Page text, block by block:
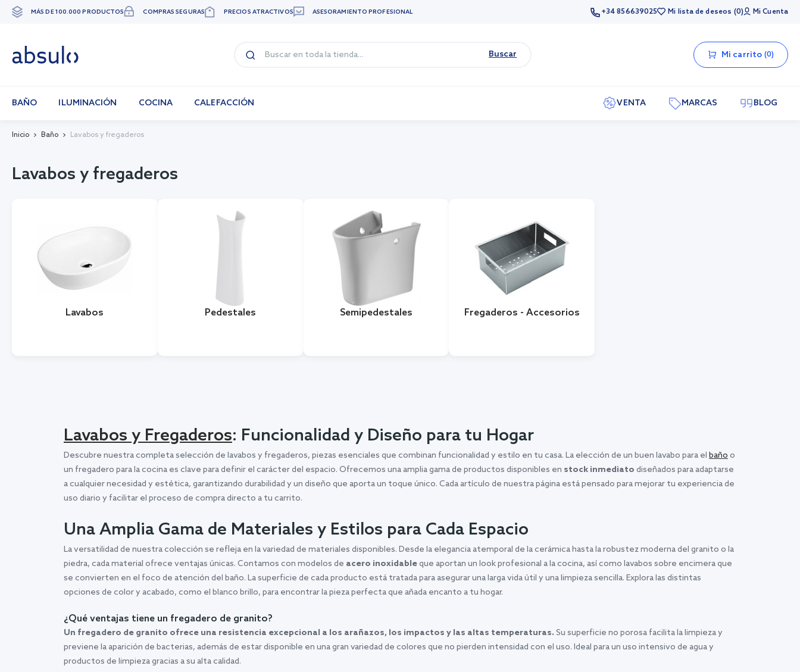
Ir
MÁS DE 100.000 PRODUCTOS COMPRAS SEGURAS PRECIOS ATRACTIVOS ASESORAMIENTO PROFESIONAL +34 856639025 Mi lista de deseos 0 Mi Cuenta
Buscar Mi carrito 0
BAÑO ILUMINACIÓN COCINA CALEFACCIÓN VENTA MARCAS BLOG
Inicio Baño Lavabos y fregaderos
Lavabos y fregaderos
Lavabos Pedestales Semipedestales Fregaderos - Accesorios
Lavabos y Fregaderos: Funcionalidad y Diseño para tu Hogar
Descubre nuestra completa selección de lavabos y fregaderos, piezas esenciales que combinan funcionalidad y estilo en tu casa. La elección de un buen lavabo para el baño o
un fregadero para la cocina es clave para definir el carácter del espacio. Ofrecemos una amplia gama de productos disponibles en stock inmediato diseñados para adaptarse
a cualquier necesidad y estética, garantizando durabilidad y un diseño que aporta un toque único. Cada artículo de nuestra página está pensado para mejorar tu experiencia de
uso diario y facilitar el proceso de compra directo a tu carrito.
Una Amplia Gama de Materiales y Estilos para Cada Espacio
La versatilidad de nuestra colección se refleja en la variedad de materiales disponibles. Desde la elegancia atemporal de la cerámica hasta la robustez moderna del granito o la
piedra, cada material ofrece ventajas únicas. Contamos con modelos de acero inoxidableque aportan un look profesional a la cocina, así como lavabos sobre encimera que
se convierten en el foco de atención del baño. La superficie de cada producto está tratada para asegurar una larga vida útil y una limpieza sencilla. Explora las distintas
opciones de color y acabado, como el blanco brillo, para encontrar la pieza perfecta que añada encanto a tu hogar.
¿Qué ventajas tiene un fregadero de granito?
Un fregadero de granito ofrece una resistencia excepcional a los arañazos, los impactos y las altas temperaturas. Su superficie no porosa facilita la limpieza y
previene la aparición de bacterias, además de estar disponible en una gran variedad de colores que no pierden intensidad con el uso. Ideal para un uso intensivo de agua y
productos de limpieza gracias a su alta calidad.